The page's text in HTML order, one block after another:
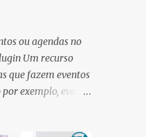
ou agendas no
Um recurso
que fazem eventos
exemplo, evento